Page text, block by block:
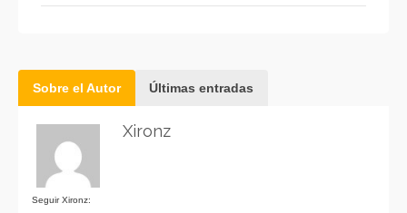
Sobre el Autor Últimas entradas
Seguir Xironz:
Xironz